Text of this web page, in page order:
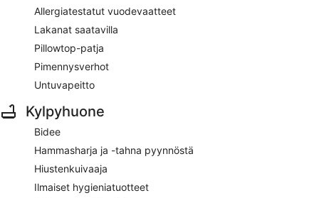
Allergiatestatut vuodevaatteet
Lakanat saatavilla
Pillowtop-patja
Pimennysverhot
Untuvapeitto
Kylpyhuone
Bidee
Hammasharja ja -tahna pyynnöstä
Hiustenkuivaaja
Ilmaiset hygieniatuotteet